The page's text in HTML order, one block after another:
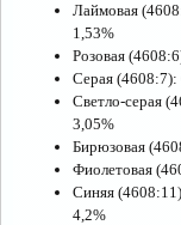
Лаймовая
1,53%
Розовая
Серая (4608:7):
Светло-серая
3,05%
Бирюзовая
Фиолетовая
Синяя
4,2%